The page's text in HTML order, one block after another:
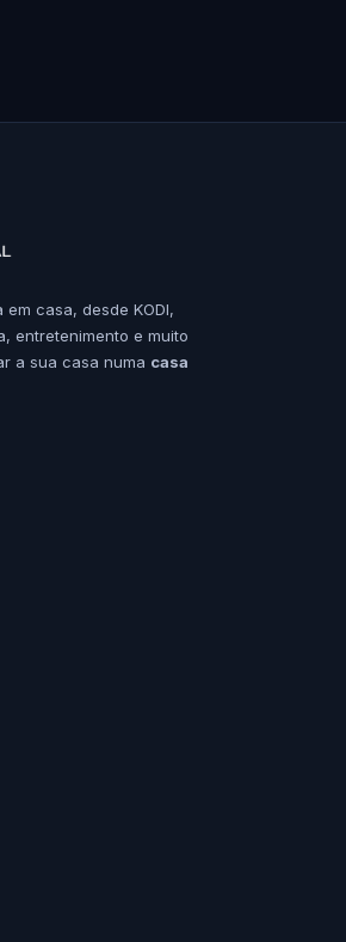
casa, desde KODI,
entretenimento e muito
a sua casa numa casa